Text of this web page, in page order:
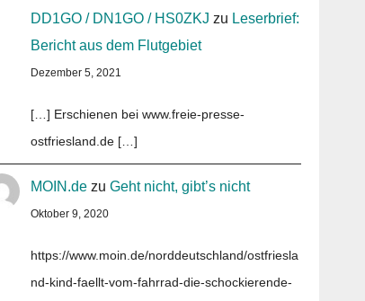
DD1GO / DN1GO / HS0ZKJ zu Leserbrief:
Bericht aus dem Flutgebiet
Dezember 5, 2021
[…] Erschienen bei www.freie-presse-
ostfriesland.de […]
MOIN.de zuGeht nicht, gibt’s nicht
Oktober 9, 2020
https://www.moin.de/norddeutschland/ostfriesla
nd-kind-faellt-vom-fahrrad-die-schockierende-